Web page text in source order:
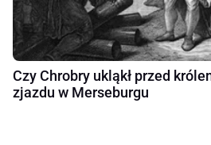
Czy Chrobry ukląkł przed
zjazdu w Merseburgu